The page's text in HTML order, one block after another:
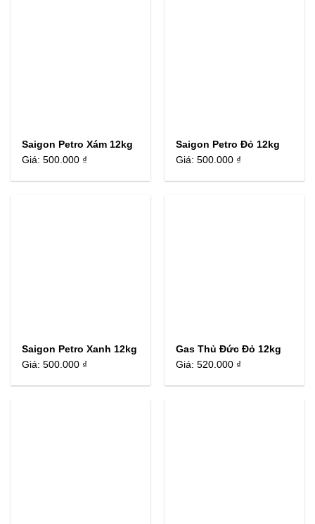
Saigon Petro Xám 12kg
Giá:500.000 ₫
Saigon Petro Đỏ 12kg
Giá:500.000 ₫
Saigon Petro Xanh 12kg
Giá:500.000 ₫
Gas Thủ Đức Đỏ 12kg
Giá:520.000 ₫